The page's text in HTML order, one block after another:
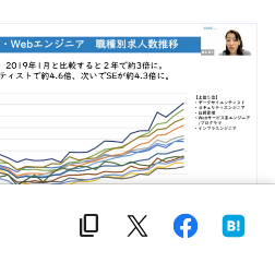
content_copy